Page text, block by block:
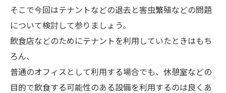
そこで今回はテナントなどの退去と害虫繁殖などの問題
について検討して参りましょう。
飲食店などのためにテナントを利用していたときはもち
ろん、
普通のオフィスとして利用する場合でも、休憩室などの
目的で飲食する可能性のある設備を利用するのは良くあ